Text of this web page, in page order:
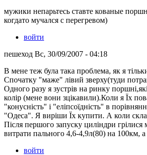
мужики непарьтесь ставте кованые
когдато мучался с перегревом)
войти
пешеход Вс, 30/09/2007 - 04:18
В мене теж була така проблема, як я
Спочатку "маже" лiвий зверху(туди
Одного разу я зустрів на ринку
колір (мене вони зцікавили).Коли я Їх
"конусність" і "еліпсоїдність" в
"Одеса". Я виріши Їх купити. А коли
Після першого запуску циліндри
витрати пального 4,6-4,9л(80) на 100км,
войти